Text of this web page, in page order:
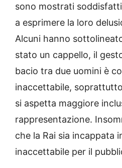
sono mostrati
a esprimere la loro
Alcuni hanno
stato un cappello, il
bacio tra due uomini è
inaccettabile,
si aspetta maggiore
rappresentazione.
che la Rai sia incappata
inaccettabile per il